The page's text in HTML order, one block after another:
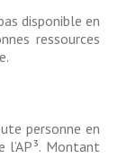
disponible en
ressources
personne en
l’AP³. Montant